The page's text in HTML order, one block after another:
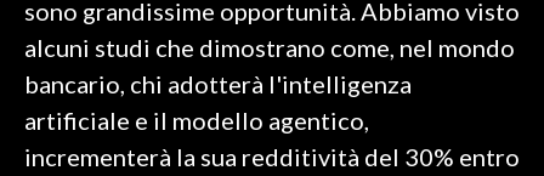
INSULARITÀ
INFO AZIENDE
sono grandissime opportunità. Abbiamo visto
alcuni studi che dimostrano come, nel mondo
bancario, chi adotterà l'intelligenza
artificiale e il modello agentico,
incrementerà la sua redditività del 30% entro